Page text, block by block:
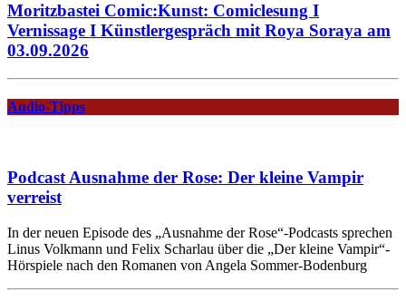
Moritzbastei Comic:Kunst: Comiclesung I
Vernissage I Künstlergespräch mit Roya Soraya am
03.09.2026
Audio-Tipps
Podcast Ausnahme der Rose: Der kleine Vampir
verreist
In der neuen Episode des „Ausnahme der Rose“-Podcasts sprechen
Linus Volkmann und Felix Scharlau über die „Der kleine Vampir“-
Hörspiele nach den Romanen von Angela Sommer-Bodenburg